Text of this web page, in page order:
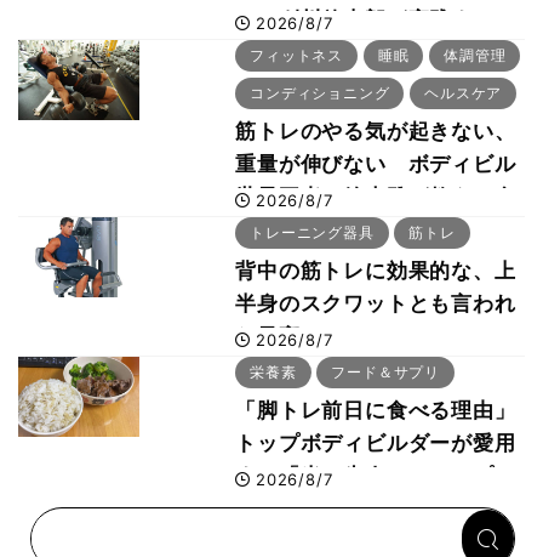
ー・刈川啓志郎が実践する
「回復習慣」
2026/8/7
フィットネス 睡眠 体調管理
コンディショニング ヘルスケア
筋トレのやる気が起きない、
重量が伸びない ボディビル
世界王者・鈴木雅が教える食
事・睡眠・呼吸の整え方
2026/8/7
トレーニング器具 筋トレ
背中の筋トレに効果的な、上
半身のスクワットとも言われ
た最高マシン“ノーチラス・
プルオーバーマシン”とは？
2026/8/7
栄養素 フード＆サプリ
「脚トレ前日に食べる理由」
トップボディビルダーが愛用
する「米＋牛肉」のシンプル
回復メシとは？
2026/8/7